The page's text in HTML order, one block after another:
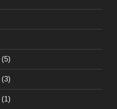
(5)
(3)
(1)